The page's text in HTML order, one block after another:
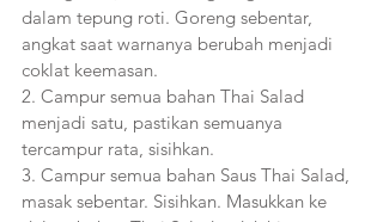
dalam tepung roti. Goreng sebentar,
angkat saat warnanya berubah menjadi
coklat keemasan.
2. Campur semua bahan Thai Salad
menjadi satu, pastikan semuanya
tercampur rata, sisihkan.
3. Campur semua bahan Saus Thai Salad,
masak sebentar. Sisihkan. Masukkan ke